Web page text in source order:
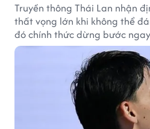
Truyền thông Thái Lan nhận
thất vọng lớn khi không thể
đó chính thức dừng bước
2026.